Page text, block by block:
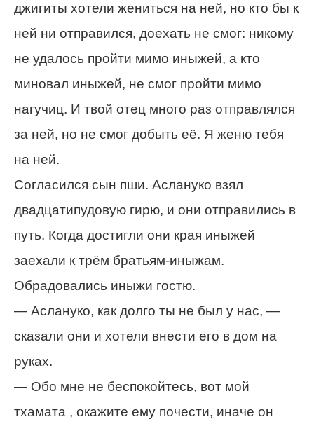
джигиты хотели жениться на ней, но кто бы к
ней ни отправился, доехать не смог: никому
не удалось пройти мимо иныжей, а кто
миновал иныжей, не смог пройти мимо
нагучиц. И твой отец много раз отправлялся
за ней, но не смог добыть её. Я женю тебя
на ней.
Согласился сын пши. Аслануко взял
двадцатипудовую гирю, и они отправились в
путь. Когда достигли они края иныжей
заехали к трём братьям-иныжам.
Обрадовались иныжи гостю.
— Аслануко, как долго ты не был у нас, —
сказали они и хотели внести его в дом на
руках.
— Обо мне не беспокойтесь, вот мой
тхамата , окажите ему почести, иначе он